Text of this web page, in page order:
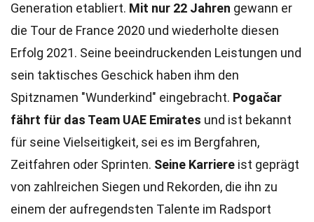
Generation etabliert. Mit nur 22 Jahren gewann er
die Tour de France 2020 und wiederholte diesen
Erfolg 2021. Seine beeindruckenden Leistungen und
sein taktisches Geschick haben ihm den
Spitznamen "Wunderkind" eingebracht. Pogačar
fährt für das Team UAE Emirates und ist bekannt
für seine Vielseitigkeit, sei es im Bergfahren,
Zeitfahren oder Sprinten. Seine Karriere ist geprägt
von zahlreichen Siegen und Rekorden, die ihn zu
einem der aufregendsten Talente im Radsport